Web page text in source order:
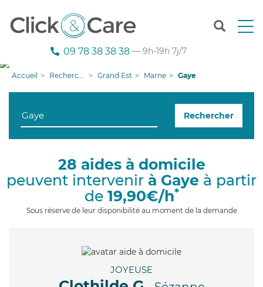
T
n
g
i
09 78 38 38 38 — 9h-19h 7j/7
Accueil Recherche aide à domicile Grand Est Marne Gaye
Rechercher
28 aides à domicile
peuvent intervenir à Gaye à partir
de 19,90€/h*
Sous réserve de leur disponibilité au moment de la demande
JOYEUSE